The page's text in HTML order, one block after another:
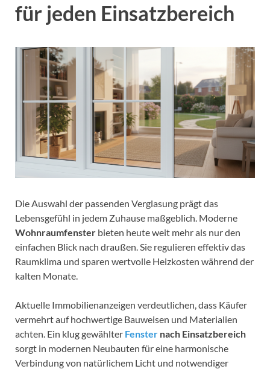
für jeden Einsatzbereich
Die Auswahl der passenden Verglasung prägt das
Lebensgefühl in jedem Zuhause maßgeblich. Moderne
Wohnraumfenster bieten heute weit mehr als nur den
einfachen Blick nach draußen. Sie regulieren effektiv das
Raumklima und sparen wertvolle Heizkosten während der
kalten Monate.
Aktuelle Immobilienanzeigen verdeutlichen, dass Käufer
vermehrt auf hochwertige Bauweisen und Materialien
achten. Ein klug gewählter Fenster nach Einsatzbereich
sorgt in modernen Neubauten für eine harmonische
Verbindung von natürlichem Licht und notwendiger